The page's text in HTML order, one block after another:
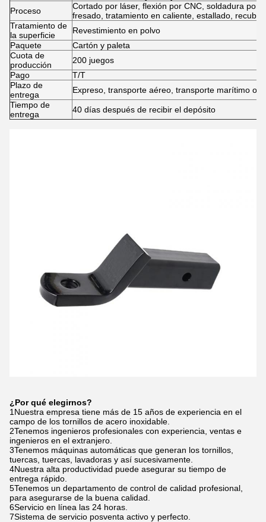
Proceso
Cortado por láser, flexión por CNC, soldadura por
fresado, tratamiento en caliente, estallado,
Tratamiento de
la superficie
Revestimiento en polvo
Paquete
Cartón y paleta
Cuota de
producción
200 juegos
Pago
T/T
Plazo de
entrega
Expreso, transporte aéreo, transporte marítimo o
Tiempo de
entrega
40 días después de recibir el depósito
¿Por qué elegirnos?
1Nuestra empresa tiene más de 15 años de experiencia en el
campo de los tornillos de acero inoxidable.
2Tenemos ingenieros profesionales con experiencia, ventas e
ingenieros en el extranjero.
3Tenemos máquinas automáticas que generan los tornillos,
tuercas, tuercas, lavadoras y así sucesivamente.
4Nuestra alta productividad puede asegurar su tiempo de
entrega rápido.
5Tenemos un departamento de control de calidad profesional,
para asegurarse de la buena calidad.
6Servicio en línea las 24 horas.
7Sistema de servicio posventa activo y perfecto.